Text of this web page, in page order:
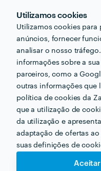
Utilizamos cookies
Utilizamos cookies para
anúncios, fornecer
analisar o nosso
informações sobre a
parceiros, como a
outras informações que
política de cookies da
que a utilização de
da utilização e
adaptação de ofertas ao
suas definições de
Aceitar
Recomendo o Sr.
Paola Tatiana
Traduções
27 Jan 2014
A prestação do
qualidade tendo
nível do trabalho
língua Francesa e a
Para além disso,
actividade e sentido